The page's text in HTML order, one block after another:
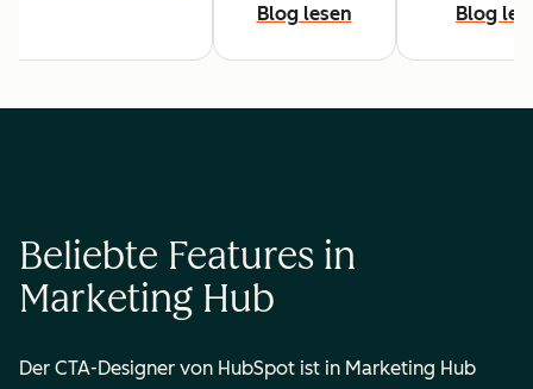
Blog lesen Blog
Beliebte Features in
Marketing Hub
Der CTA-Designer von HubSpot ist in Marketing Hub